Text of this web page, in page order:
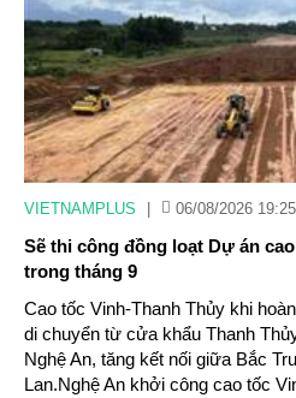
VIETNAMPLUS 06/08/2026 19:25
Sẽ thi công đồng loạt Dự án
trong tháng 9
Cao tốc Vinh-Thanh Thủy khi
di chuyển từ cửa khẩu Thanh
Nghệ An, tăng kết nối giữa Bắc
Lan.Nghệ An khởi công cao tốc